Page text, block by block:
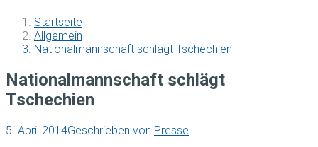
Startseite
Allgemein
Nationalmannschaft schlägt Tschechien
Nationalmannschaft schlägt
Tschechien
5. April 2014Geschrieben von Presse